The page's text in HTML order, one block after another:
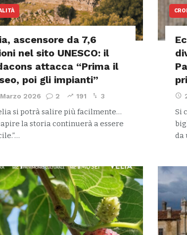
ascensore da 7,6
nel sito UNESCO: il
attacca “Prima il
poi gli impianti”
2026 2 191 3
si potrà salire più facilmente…
la storia continuerà a essere
Si
da